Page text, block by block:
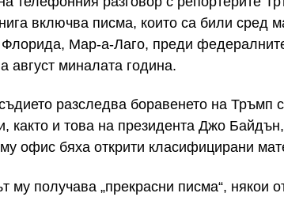
включва писма, които са били сред
Мар-а-Лаго, преди
август миналата година.
разследва боравенето на Тръмп с
както и това на президента Джо
офис бяха открити класифицирани
му получава „прекрасни писма“, някои